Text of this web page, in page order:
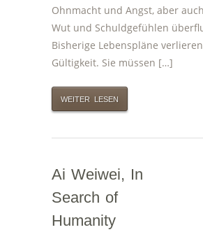
Ohnmacht und Angst, aber
Wut und Schuldgefühlen
Bisherige Lebenspläne
Gültigkeit. Sie müssen […]
WEITER LESEN
Ai Weiwei, In
Search of
Humanity